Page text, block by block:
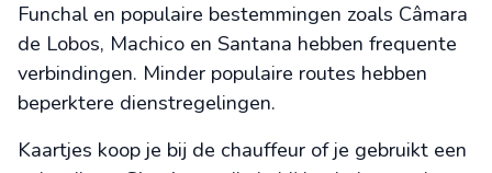
Funchal en populaire bestemmingen zoals Câmara
de Lobos, Machico en Santana hebben frequente
verbindingen. Minder populaire routes hebben
beperktere dienstregelingen.
Kaartjes koop je bij de chauffeur of je gebruikt een